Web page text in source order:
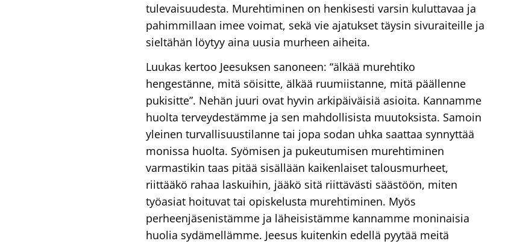
tulevaisuudesta. Murehtiminen on henkisesti varsin kuluttavaa ja
pahimmillaan imee voimat, sekä vie ajatukset täysin sivuraiteille ja
sieltähän löytyy aina uusia murheen aiheita.
Luukas kertoo Jeesuksen sanoneen: “älkää murehtiko
hengestänne, mitä söisitte, älkää ruumiistanne, mitä päällenne
pukisitte”. Nehän juuri ovat hyvin arkipäiväisiä asioita. Kannamme
huolta terveydestämme ja sen mahdollisista muutoksista. Samoin
yleinen turvallisuustilanne tai jopa sodan uhka saattaa synnyttää
monissa huolta. Syömisen ja pukeutumisen murehtiminen
varmastikin taas pitää sisällään kaikenlaiset talousmurheet,
riittääkö rahaa laskuihin, jääkö sitä riittävästi säästöön, miten
työasiat hoituvat tai opiskelusta murehtiminen. Myös
perheenjäsenistämme ja läheisistämme kannamme moninaisia
huolia sydämellämme. Jeesus kuitenkin edellä pyytää meitä